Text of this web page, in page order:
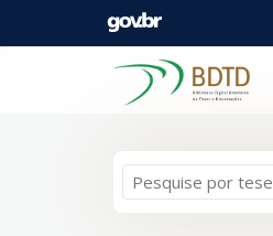
Pular para o conteúdo